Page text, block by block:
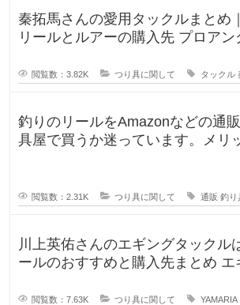
秦拓馬さんの愛用タックルまとめ
リールとルアーの購入先 プロアングラーとして、
閲覧数：3.82K つり具に関して タックル
釣りのリールをAmazonなどの通
具屋で買うか迷っています。メリ
閲覧数：2.31K つり具に関して 通販 釣り
川上英佑さんのエギングタックル
ールのおすすめと購入先まとめ エギングを始めよ
閲覧数：7.63K つり具に関して YAMARIA